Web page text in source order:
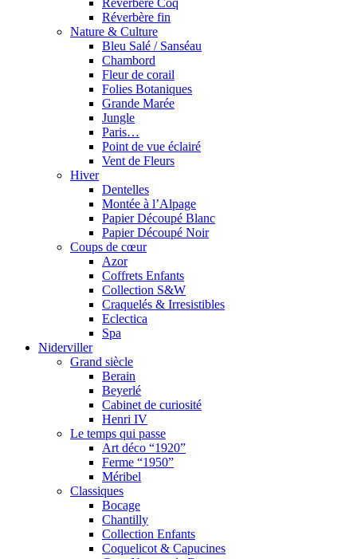
Réverbère fin
Nature & Culture
Bleu Salé / Sanséau
Chambord
Fleur de corail
Folies Botaniques
Grande Marée
Jungle
Paris…
Point de vue éclairé
Vent de Fleurs
Hiver
Dentelles
Montée à l’Alpage
Papier Découpé Blanc
Papier Découpé Noir
Coups de cœur
Azor
Coffrets Enfants
Collection S&W
Craquelés & Irresistibles
Eclectica
Spa
Niderviller
Grand siècle
Berain
Beyerlé
Cabinet de curiosité
Henri IV
Le temps qui passe
Art déco “1920”
Ferme “1950”
Méribel
Classiques
Bocage
Chantilly
Collection Enfants
Coquelicot & Capucines